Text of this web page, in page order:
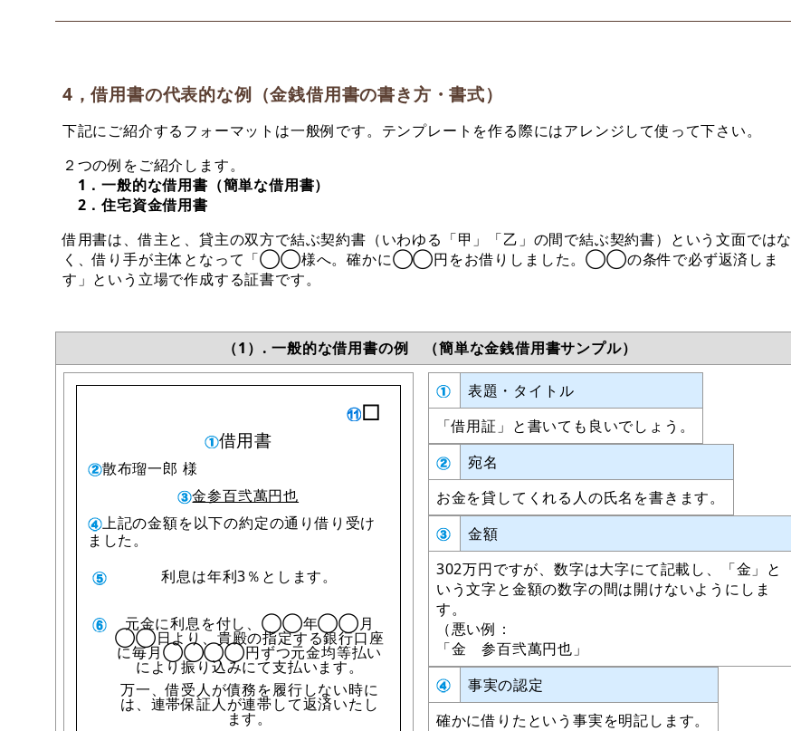
4，借用書の代表的な例（金銭借用書の書き方・書式）
下記にご紹介するフォーマットは一般例です。テンプレートを作る際にはアレンジして使って下さい。
２つの例をご紹介します。
1．一般的な借用書（簡単な借用書）
2．住宅資金借用書
借用書は、借主と、貸主の双方で結ぶ契約書（いわゆる「甲」「乙」の間で結ぶ契約書）という文面ではな
く、借り手が主体となって「◯◯様へ。確かに◯◯円をお借りしました。◯◯の条件で必ず返済しま
す」という立場で作成する証書です。
（1）. 一般的な借用書の例 （簡単な金銭借用書サンプル）
□
借用書
散布瑠一郎 様
金参百弐萬円也
上記の金額を以下の約定の通り借り受け
ました。
利息は年利3％とします。
元金に利息を付し、◯◯年◯◯月
◯◯日より、貴殿の指定する銀行口座
に毎月◯◯◯◯円ずつ元金均等払い
により振り込みにて支払います。
万一、借受人が債務を履行しない時に
は、連帯保証人が連帯して返済いたし
ます。
表題・タイトル
「借用証」と書いても良いでしょう。
宛名
お金を貸してくれる人の氏名を書きます。
金額
302万円ですが、数字は大字にて記載し、「金」と
いう文字と金額の数字の間は開けないようにしま
す。
（悪い例：
「金 参百弐萬円也」
事実の認定
確かに借りたという事実を明記します。